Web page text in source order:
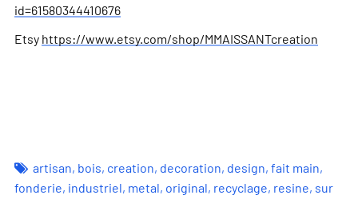
id=61580344410676
Etsy https://www.etsy.com/shop/MMAISSANTcreation
artisan, bois, creation, decoration, design,fait main,
fonderie, industriel, metal, original, recyclage, resine, sur